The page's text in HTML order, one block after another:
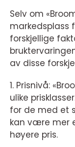
Selv om
markedsplass
forskjellige
av disse
1. Prisnivå:
ulike
for de med et
kan være mer
høyere pris.